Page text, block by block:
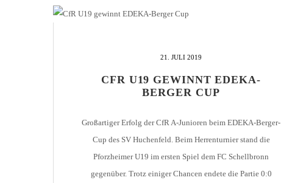
21. JULI 2019
CFR U19 GEWINNT EDEKA-
BERGER CUP
Großartiger Erfolg der CfR A-Junioren beim EDEKA-Berger-
Cup des SV Huchenfeld. Beim Herrenturnier stand die
Pforzheimer U19 im ersten Spiel dem FC Schellbronn
gegenüber. Trotz einiger Chancen endete die Partie 0:0